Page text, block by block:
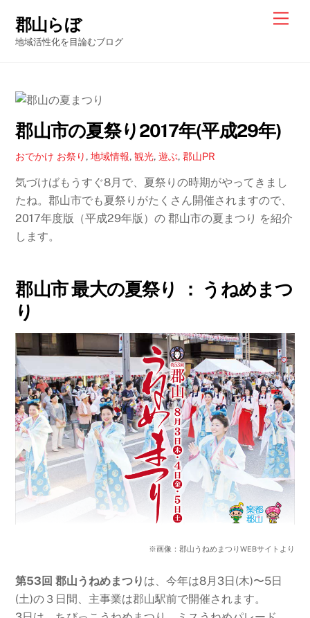
content
郡山らぼ
地域活性化を目論むブログ
郡山市の夏祭り2017年(平成29年)
おでかけ お祭り ,地域情報,観光,遊ぶ,郡山PR
気づけばもうすぐ8月で、夏祭りの時期がやってきまし
たね。郡山市でも夏祭りがたくさん開催されますので、
2017年度版（平成29年版）の 郡山市の夏まつり を紹介
します。
郡山市 最大の夏祭り ： うねめまつ
り
※画像：郡山うねめまつりWEBサイトより
第53回 郡山うねめまつり は、今年は8月3日(木)〜5日
(土)の３日間、主事業は郡山駅前で開催されます。